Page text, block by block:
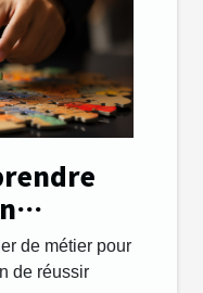
?
de métier pour
de réussir